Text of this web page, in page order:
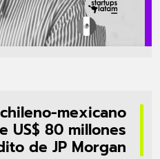
mexicano
US$ 80 millones
de JP Morgan